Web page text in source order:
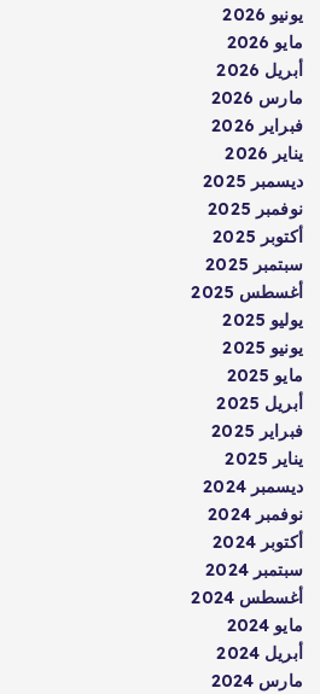
يونيو 2026
مايو 2026
أبريل 2026
مارس 2026
فبراير 2026
يناير 2026
ديسمبر 2025
نوفمبر 2025
أكتوبر 2025
سبتمبر 2025
أغسطس 2025
يوليو 2025
يونيو 2025
مايو 2025
أبريل 2025
فبراير 2025
يناير 2025
ديسمبر 2024
نوفمبر 2024
أكتوبر 2024
سبتمبر 2024
أغسطس 2024
مايو 2024
أبريل 2024
مارس 2024